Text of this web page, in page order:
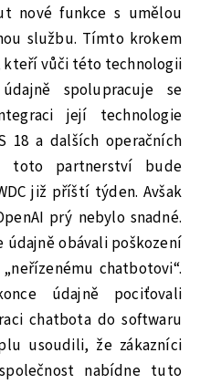
nové funkce s umělou
službu. Tímto krokem
vůči této technologii
spolupracuje se
její technologie
18 a dalších operačních
toto partnerství bude
již příští týden. Avšak
prý nebylo snadné.
údajně obávali poškození
chatbotovi“.
údajně pociťovali
chatbota do softwaru
usoudili, že zákazníci
nabídne tuto